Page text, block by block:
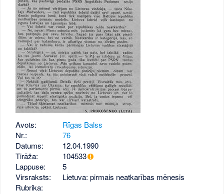
Avots:
Rīgas Balss
Nr.:
76
Datums:
12.04.1990
Tirāža:
104533
Lappuse:
5
Virsraksts:
Lietuva: pirmais neatkarības mēnesis
Rubrika: